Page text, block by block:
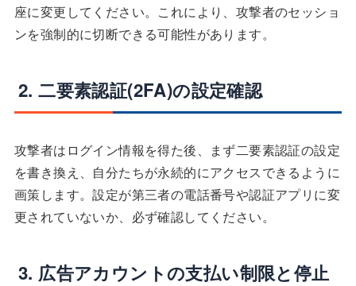
座に変更してください。これにより、攻撃者のセッショ
ンを強制的に切断できる可能性があります。
2. 二要素認証(2FA)の設定確認
攻撃者はログイン情報を得た後、まず二要素認証の設定
を書き換え、自分たちが永続的にアクセスできるように
画策します。設定が第三者の電話番号や認証アプリに変
更されていないか、必ず確認してください。
3. 広告アカウントの支払い制限と停止